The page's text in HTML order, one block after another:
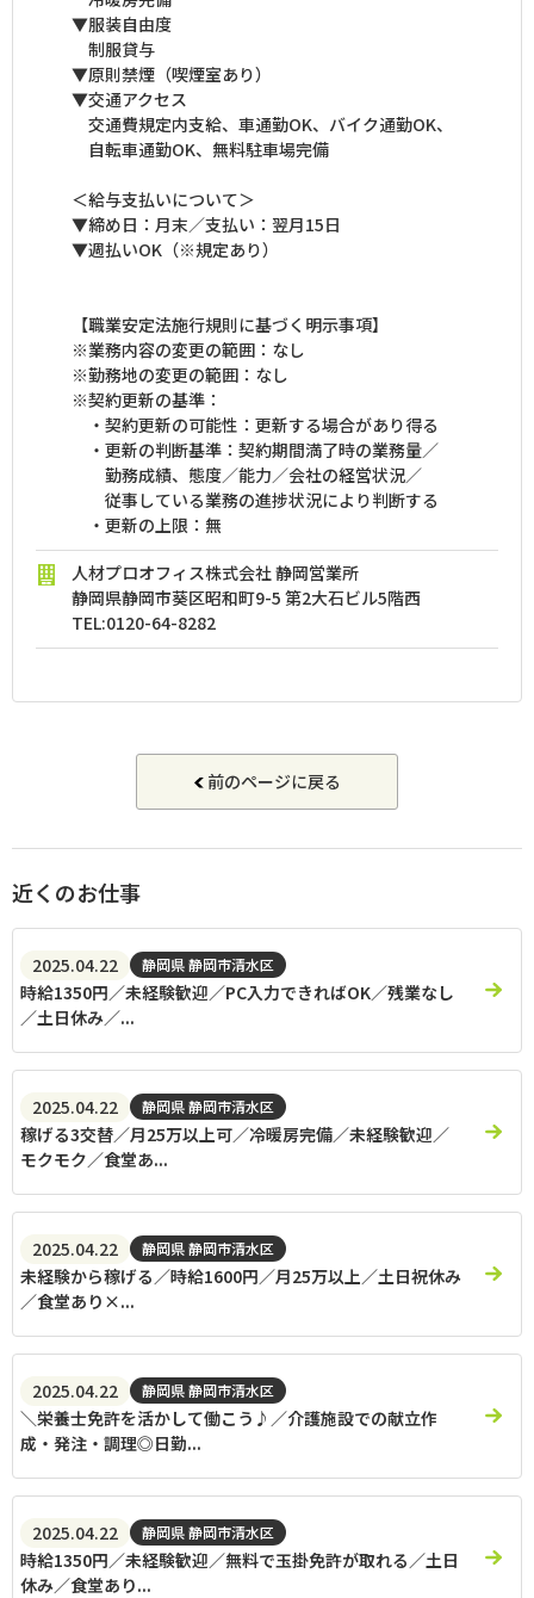
▼服装自由度
制服貸与
▼原則禁煙（喫煙室あり）
▼交通アクセス
交通費規定内支給、車通勤OK、バイク通勤OK、
自転車通勤OK、無料駐車場完備
＜給与支払いについて＞
▼締め日：月末／支払い：翌月15日
▼週払いOK（※規定あり）
【職業安定法施行規則に基づく明示事項】
※業務内容の変更の範囲：なし
※勤務地の変更の範囲：なし
※契約更新の基準：
・契約更新の可能性：更新する場合があり得る
・更新の判断基準：契約期間満了時の業務量／
勤務成績、態度／能力／会社の経営状況／
従事している業務の進捗状況により判断する
・更新の上限：無
人材プロオフィス株式会社 静岡営業所
静岡県静岡市葵区昭和町9-5 第2大石ビル5階西
TEL:0120-64-8282
前のページに戻る
近くのお仕事
2025.04.22 静岡県 静岡市清水区
時給1350円／未経験歓迎／PC入力できればOK／残業なし
／土日休み／...
2025.04.22 静岡県 静岡市清水区
稼げる3交替／月25万以上可／冷暖房完備／未経験歓迎／
モクモク／食堂あ...
2025.04.22 静岡県 静岡市清水区
未経験から稼げる／時給1600円／月25万以上／土日祝休み
／食堂あり×...
2025.04.22 静岡県 静岡市清水区
＼栄養士免許を活かして働こう♪／介護施設での献立作
成・発注・調理◎日勤...
2025.04.22 静岡県 静岡市清水区
時給1350円／未経験歓迎／無料で玉掛免許が取れる／土日
休み／食堂あり...